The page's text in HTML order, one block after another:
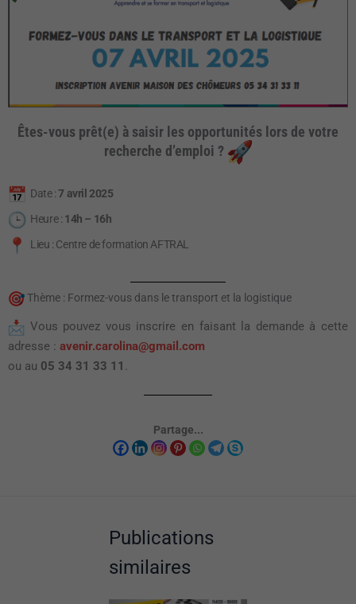
Êtes-vous prêt(e) à saisir les opportunités lors de votre
recherche d’emploi ?
Date :7 avril 2025
Heure : 14h – 16h
Lieu : Centre de formation AFTRAL
Thème : Formez-vous dans le transport et la logistique
Vous pouvez vous inscrire en faisant la demande à cette
adresse : avenir.carolina@gmail.com
ou au 05 34 31 33 11 .
Partage...
Publications
similaires